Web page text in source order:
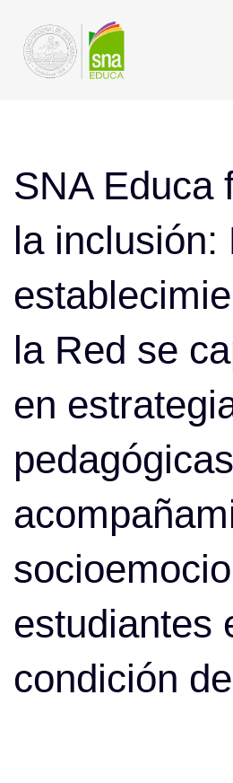
enlaces
navegación
contenido
SNA Educa
la inclusión:
la Red se
en
estudiantes
condición
navigation